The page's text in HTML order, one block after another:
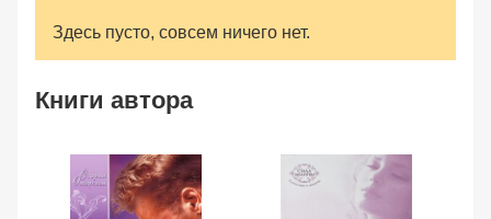
Здесь пусто, совсем ничего нет.
Книги автора